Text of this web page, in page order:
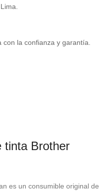
con la confianza y garantía.
tinta Brother
es un consumible original de